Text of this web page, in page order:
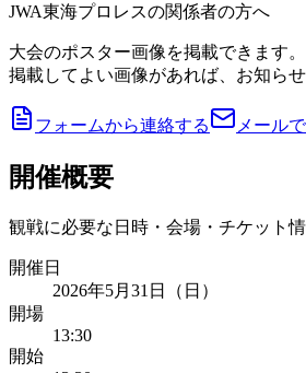
JWA東海プロレスの関係者の方へ
大会のポスター画像を掲載できます。
掲載してよい画像があれば、お知らせ
フォームから連絡する メール
開催概要
観戦に必要な日時・会場・チケット
開催日
2026年5月31日（日）
開場
13:30
開始